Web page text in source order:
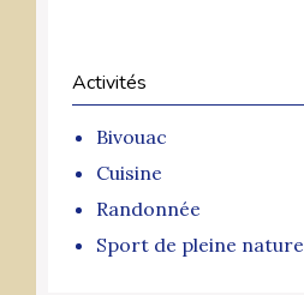
Activités
Bivouac
Cuisine
Randonnée
Sport de pleine nature